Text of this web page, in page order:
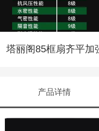
塔丽阁85框扇齐平加
产品详情